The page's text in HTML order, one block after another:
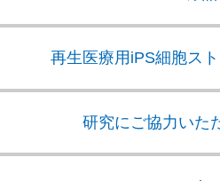
再生医療用iPS細胞ス
研究にご協力いた